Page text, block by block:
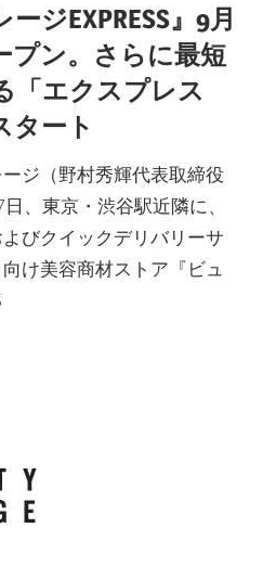
ジEXPRESS』9月
プン。さらに最短
「エクスプレス
タート
ジ（野村秀輝代表取締役
、東京・渋谷駅近隣に、
びクイックデリバリーサ
け美容商材ストア『ビュ